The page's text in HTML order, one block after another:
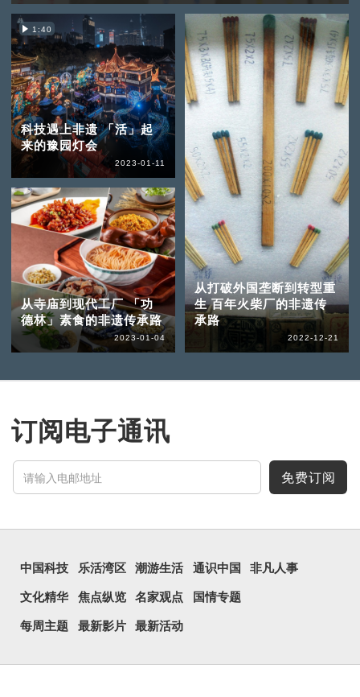
1:40
科技遇上非遗 「活」起
来的豫园灯会
2023-01-11
从寺庙到现代工厂 「功
德林」素食的非遗传承路
2023-01-04
从打破外国垄断到转型重
生 百年火柴厂的非遗传
承路
2022-12-21
订阅电子通讯
免费订阅
中国科技 乐活湾区 潮游生活 通识中国 非凡人事
文化精华 焦点纵览 名家观点 国情专题
每周主题 最新影片 最新活动